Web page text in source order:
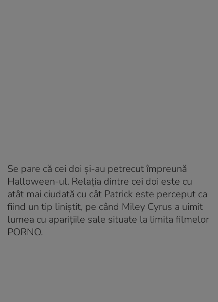
Se pare că cei doi și-au petrecut împreună
Halloween-ul. Relația dintre cei doi este cu
atât mai ciudată cu cât Patrick este perceput ca
fiind un tip liniștit, pe când Miley Cyrus a uimit
lumea cu aparițiile sale situate la limita filmelor
PORNO.